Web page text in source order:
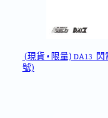
(現貨 • 限量) DA13_
號)